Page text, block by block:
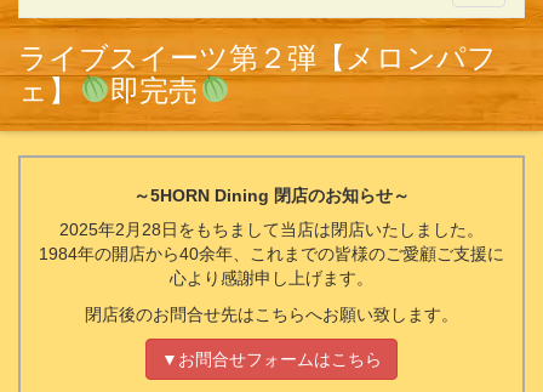
ライブスイーツ第２弾【メロンパフ
ェ】
即完売
～5HORN Dining 閉店のお知らせ～
2025年2月28日をもちまして当店は閉店いたしました。
1984年の開店から40余年、これまでの皆様のご愛顧ご支援に
心より感謝申し上げます。
閉店後のお問合せ先はこちらへお願い致します。
▼お問合せフォームはこちら